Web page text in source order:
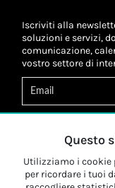
Iscriviti alla
soluzioni e servizi,
comunicazione,
vostro settore di
Letta
personali*
Letta
personali a fini
Questo
Utilizziamo i cookie
per ricordare i tuoi